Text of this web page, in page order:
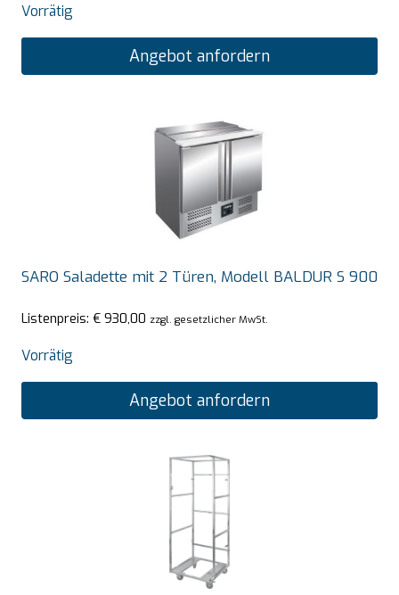
Vorrätig
Angebot anfordern
SARO Saladette mit 2 Türen, Modell BALDUR S 900
Listenpreis: € 930,00 zzgl. gesetzlicher MwSt.
Vorrätig
Angebot anfordern